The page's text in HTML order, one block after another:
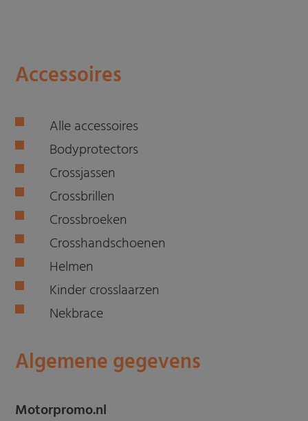
Accessoires
Alle accessoires
Bodyprotectors
Crossjassen
Crossbrillen
Crossbroeken
Crosshandschoenen
Helmen
Kinder crosslaarzen
Nekbrace
Algemene gegevens
Motorpromo.nl